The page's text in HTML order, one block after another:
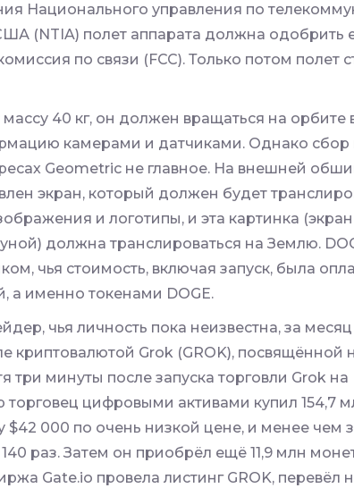
Национального управления по
(NTIA) полет аппарата должна одобрить
по связи (FCC). Только потом полет
40 кг, он должен вращаться на орбите
камерами и датчиками. Однако сбор
Geometric не главное. На внешней
экран, который должен будет
и логотипы, и эта картинка
должна транслироваться на Землю.
чья стоимость, включая запуск, была
а именно токенами DOGE.
чья личность пока неизвестна, за
криптовалютой Grok (GROK), посвящённой
три минуты после запуска торговли Grok на
торговец цифровыми активами купил 154,7
$42 000 по очень низкой цене, и менее чем
раз. Затем он приобрёл ещё 11,9 млн
Gate.io провела листинг GROK, перевёл